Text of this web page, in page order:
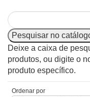
Deixe a caixa de
produtos, ou digite o
produto específico.
Ordenar por